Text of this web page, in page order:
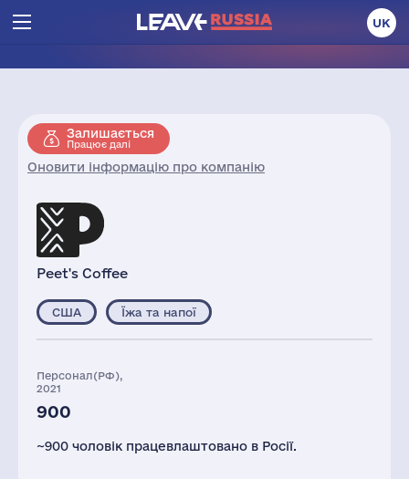
UK
Залишається
Працює далі
Оновити інформацію про компанію
Peet's Coffee
США Їжа та напої
Персонал(РФ),
2021
900
~900 чоловік працевлаштовано в Росії.